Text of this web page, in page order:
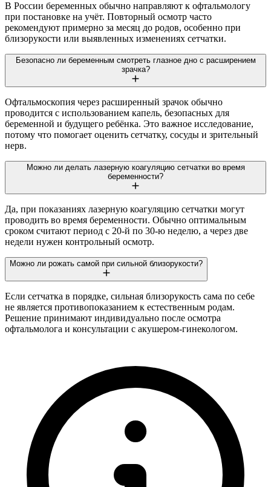
В России беременных обычно направляют к офтальмологу
при постановке на учёт. Повторный осмотр часто
рекомендуют примерно за месяц до родов, особенно при
близорукости или выявленных изменениях сетчатки.
Безопасно ли беременным смотреть глазное дно с расширением
зрачка?
Офтальмоскопия через расширенный зрачок обычно
проводится с использованием капель, безопасных для
беременной и будущего ребёнка. Это важное исследование,
потому что помогает оценить сетчатку, сосуды и зрительный
нерв.
Можно ли делать лазерную коагуляцию сетчатки во время
беременности?
Да, при показаниях лазерную коагуляцию сетчатки могут
проводить во время беременности. Обычно оптимальным
сроком считают период с 20-й по 30-ю неделю, а через две
недели нужен контрольный осмотр.
Можно ли рожать самой при сильной близорукости?
Если сетчатка в порядке, сильная близорукость сама по себе
не является противопоказанием к естественным родам.
Решение принимают индивидуально после осмотра
офтальмолога и консультации с акушером-гинекологом.